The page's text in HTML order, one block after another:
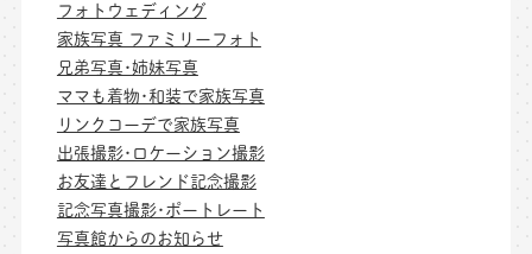
フォトウェディング
家族写真 ファミリーフォト
兄弟写真･姉妹写真
ママも着物･和装で家族写真
リンクコーデで家族写真
出張撮影･ロケーション撮影
お友達とフレンド記念撮影
記念写真撮影･ポートレート
写真館からのお知らせ